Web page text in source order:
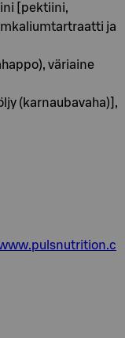
[pektiini,
ja
väriaine
(karnaubavaha)],